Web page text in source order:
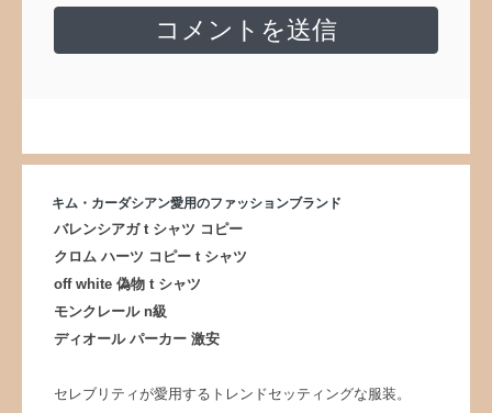
キム・カーダシアン愛用のファッションブランド
バレンシアガ t シャツ コピー
クロム ハーツ コピー t シャツ
off white 偽物 t シャツ
モンクレール n級
ディオール パーカー 激安
セレブリティが愛用するトレンドセッティングな服装。